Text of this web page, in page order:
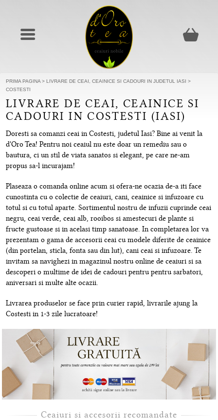
PRIMA PAGINA > LIVRARE DE CEAI, CEAINICE SI CADOURI IN JUDETUL IASI >
COSTESTI
LIVRARE DE CEAI, CEAINICE SI
CADOURI IN COSTESTI (IASI)
Doresti sa comanzi ceai in Costesti, judetul Iasi? Bine ai venit la
d'Oro Tea! Pentru noi ceaiul nu este doar un remediu sau o
bautura, ci un stil de viata sanatos si elegant, pe care ne-am
propus sa-l incurajam!
Plaseaza o comanda online acum si ofera-ne ocazia de-a iti face
cunostinta cu o colectie de ceaiuri, cani, ceainice si infuzoare cu
totul si cu totul aparte. Sortimentul nostru de infuzii cuprinde ceai
negru, ceai verde, ceai alb, rooibos si amestecuri de plante si
fructe gustoase si in acelasi timp sanatoase. In completarea lor va
prezentam o gama de accesorii ceai cu modele diferite de ceainice
(din portelan, sticla, fonta sau din lut), cani ceai si infuzoare. Te
invitam sa navighezi in magazinul nostru online de ceaiuri si sa
descoperi o multime de idei de cadouri pentru pentru sarbatori,
aniversari si multe alte ocazii.
Livrarea produselor se face prin curier rapid, livrarile ajung la
Costesti in 1-3 zile lucratoare!
Ceaiuri si accesorii recomandate